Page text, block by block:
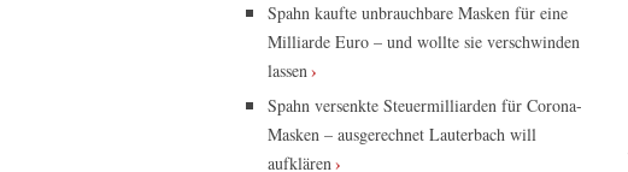
Spahn kaufte unbrauchbare Masken für eine
Milliarde Euro – und wollte sie verschwinden
lassen
Spahn versenkte Steuermilliarden für Corona-
Masken – ausgerechnet Lauterbach will
aufklären